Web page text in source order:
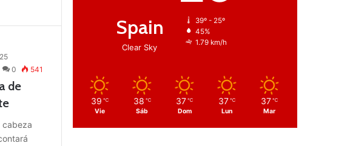
0
541
de
cabeza
Spain
Clear Sky
39º - 25º
45%
1.79 km/h
39 ℃
Vie
38 ℃
Sáb
37 ℃
Dom
37 ℃
Lun
37 ℃
Mar